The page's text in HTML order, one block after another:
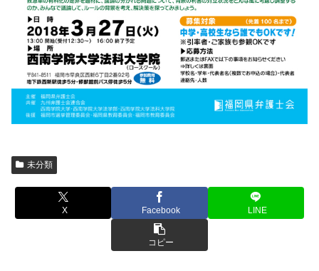
未分類
X Facebook LINE
コピー